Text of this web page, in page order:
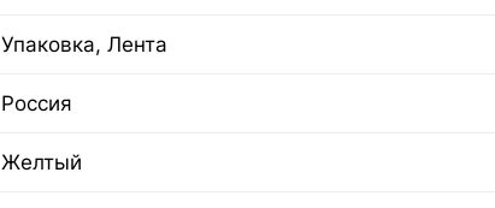
Упаковка, Лента
Россия
Желтый